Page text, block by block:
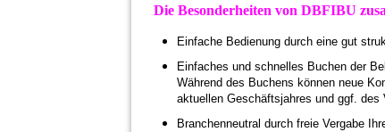
Die Besonderheiten von DBFIBU
Einfache Bedienung durch eine gut
Einfaches und schnelles Buchen der
Während des Buchens können neue
aktuellen Geschäftsjahres und ggf. des
Branchenneutral durch freie Vergabe